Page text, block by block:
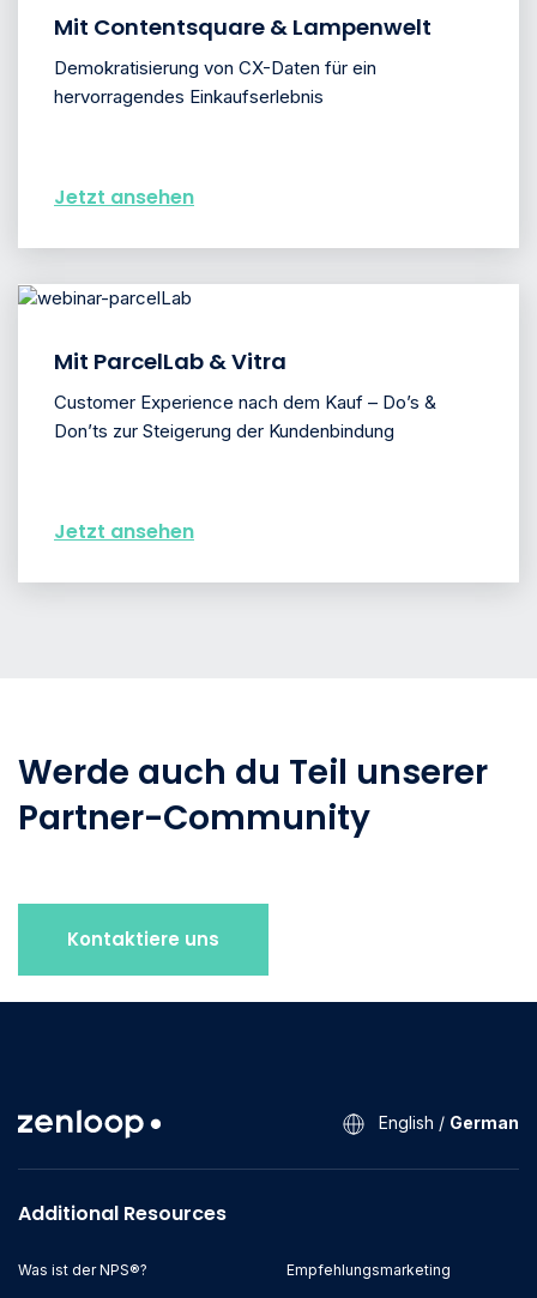
Mit Contentsquare & Lampenwelt
Demokratisierung von CX-Daten für ein
hervorragendes Einkaufserlebnis
Jetzt ansehen
Mit ParcelLab & Vitra
Customer Experience nach dem Kauf – Do’s &
Don’ts zur Steigerung der Kundenbindung
Jetzt ansehen
Werde auch du Teil unserer
Partner-Community
Kontaktiere uns
English / German
Additional Resources
Was ist der NPS®? Empfehlungsmarketing